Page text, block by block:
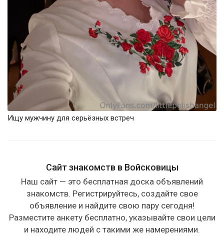
Ищу мужчину для серьёзных встреч
Сайт знакомств в Войсковицы
Наш сайт — это бесплатная доска объявлений
знакомств. Регистрируйтесь, создайте свое
объявление и найдите свою пару сегодня!
Разместите анкету бесплатно, указывайте свои цели
и находите людей с такими же намерениями.